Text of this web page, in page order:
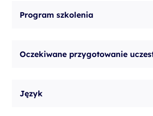
Program szkolenia
Oczekiwane przygotowanie
Język